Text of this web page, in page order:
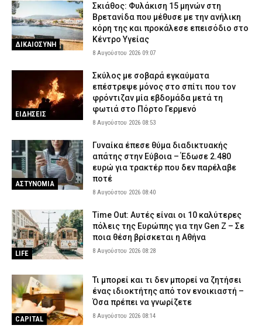
ΔΙΚΑΙΟΣΥΝΗ
Σκιάθος: Φυλάκιση 15 μηνών στη
Βρετανίδα που μέθυσε με την ανήλικη
κόρη της και προκάλεσε επεισόδιο στο
Κέντρο Υγείας
8 Αυγούστου 2026 09:07
ΕΙΔΗΣΕΙΣ
Σκύλος με σοβαρά εγκαύματα
επέστρεψε μόνος στο σπίτι που τον
φρόντιζαν μία εβδομάδα μετά τη
φωτιά στο Πόρτο Γερμενό
8 Αυγούστου 2026 08:53
ΑΣΤΥΝΟΜΙΑ
Γυναίκα έπεσε θύμα διαδικτυακής
απάτης στην Εύβοια – Έδωσε 2.480
ευρώ για τρακτέρ που δεν παρέλαβε
ποτέ
8 Αυγούστου 2026 08:40
LIFE
Time Out: Αυτές είναι οι 10 καλύτερες
πόλεις της Ευρώπης για την Gen Z – Σε
ποια θέση βρίσκεται η Αθήνα
8 Αυγούστου 2026 08:28
CAPITAL
Τι μπορεί και τι δεν μπορεί να ζητήσει
ένας ιδιοκτήτης από τον ενοικιαστή –
Όσα πρέπει να γνωρίζετε
8 Αυγούστου 2026 08:14